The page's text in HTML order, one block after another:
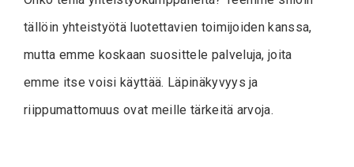
tällöin yhteistyötä luotettavien toimijoiden kanssa,
mutta emme koskaan suosittele palveluja, joita
emme itse voisi käyttää. Läpinäkyvyys ja
riippumattomuus ovat meille tärkeitä arvoja.